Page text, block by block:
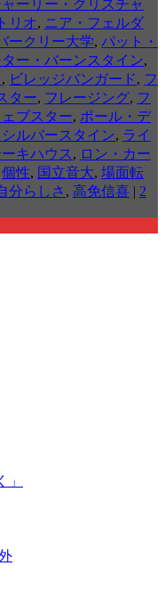
ーリー・クリスチャ
トリオ, ニア・フェルダ
ークリー大学, パット・
ター・バーンスタイン,
, ビレッジバンガード, フ
ター, フレージング, フ
ブスター, ポール・デ
ルバースタイン, ライ
キハウス , ロン・カー
個性, 国立音大, 場面転
分らしさ , 高免信喜 | 2